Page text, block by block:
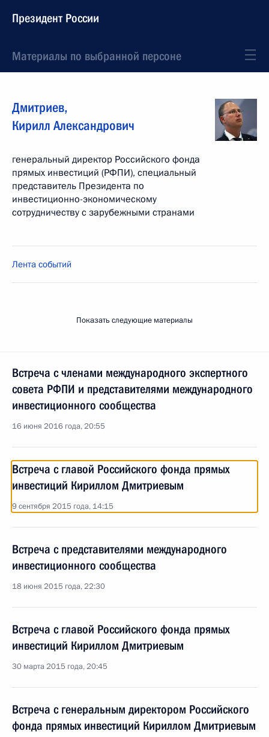
Президент России
Материалы по выбранной персоне
Дмитриев,
Кирилл Александрович
генеральный директор Российского фонда
прямых инвестиций (РФПИ), специальный
представитель Президента по
инвестиционно-экономическому
сотрудничеству с зарубежными странами
Лента событий
Показать следующие материалы
Встреча с членами международного экспертного
совета РФПИ и представителями международного
инвестиционного сообщества
16 июня 2016 года, 20:55
Встреча с главой Российского фонда прямых
инвестиций Кириллом Дмитриевым
9 сентября 2015 года, 14:15
Встреча с представителями международного
инвестиционного сообщества
18 июня 2015 года, 22:30
Встреча с главой Российского фонда прямых
инвестиций Кириллом Дмитриевым
30 марта 2015 года, 20:45
Встреча с генеральным директором Российского
фонда прямых инвестиций Кириллом Дмитриевым